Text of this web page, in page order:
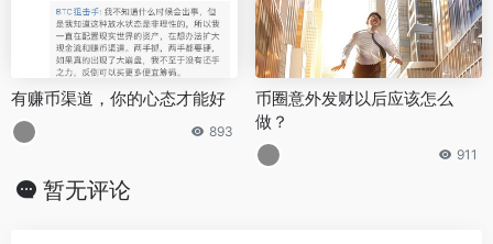
有赚币渠道，你的心态才能好
893
币圈意外发财以后应该怎么
做？
911
暂无评论